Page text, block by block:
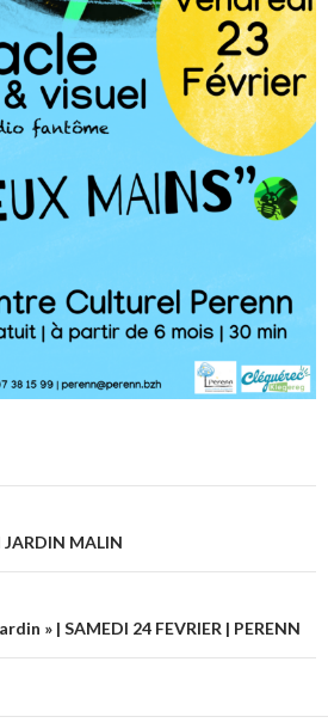
JARDIN MALIN
» | SAMEDI 24 FEVRIER | PERENN